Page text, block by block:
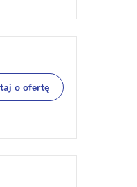
o ofertę